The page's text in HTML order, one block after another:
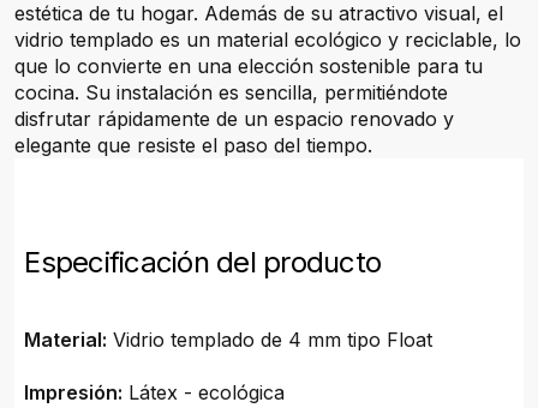
estética de tu hogar. Además de su atractivo visual, el
vidrio templado es un material ecológico y reciclable, lo
que lo convierte en una elección sostenible para tu
cocina. Su instalación es sencilla, permitiéndote
disfrutar rápidamente de un espacio renovado y
elegante que resiste el paso del tiempo.
Especificación del producto
Material: Vidrio templado de 4 mm tipo Float
Impresión: Látex - ecológica